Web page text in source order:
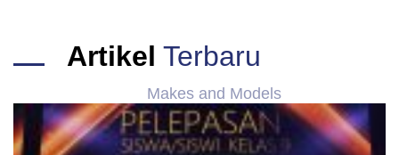
Artikel Terbaru
Makes and Models